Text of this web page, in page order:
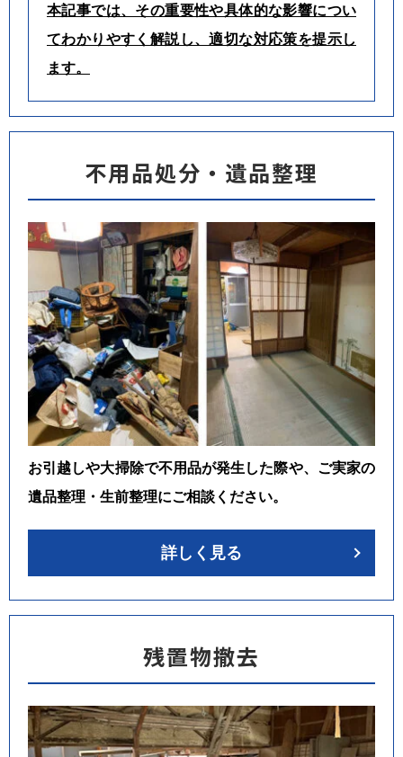
本記事では、その重要性や具体的な影響につい
てわかりやすく解説し、適切な対応策を提示し
ます。
不用品処分・遺品整理
お引越しや大掃除で不用品が発生した際や、ご実家の
遺品整理・生前整理にご相談ください。
詳しく見る
残置物撤去